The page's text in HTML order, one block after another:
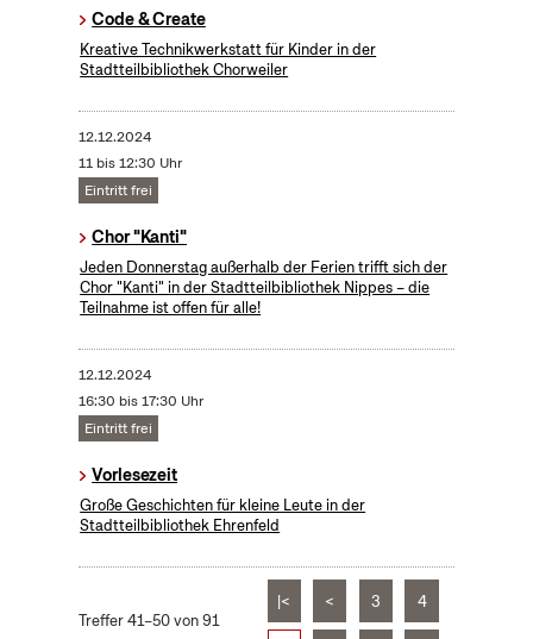
Code & Create
Kreative Technikwerkstatt für Kinder in der
Stadtteilbibliothek Chorweiler
12.12.2024
11 bis 12:30 Uhr
Eintritt frei
Chor "Kanti"
Jeden Donnerstag außerhalb der Ferien trifft sich der
Chor "Kanti" in der Stadtteilbibliothek Nippes – die
Teilnahme ist offen für alle!
12.12.2024
16:30 bis 17:30 Uhr
Eintritt frei
Vorlesezeit
Große Geschichten für kleine Leute in der
Stadtteilbibliothek Ehrenfeld
Treffer 41–50 von 91
|< < 3 4